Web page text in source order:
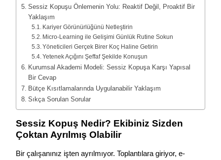
Sessiz Kopuşu Önlemenin Yolu: Reaktif Değil, Proaktif Bir
Yaklaşım
Kariyer Görünürlüğünü Netleştirin
Micro-Learning ile Gelişimi Günlük Rutine Sokun
Yöneticileri Gerçek Birer Koç Haline Getirin
Yetenek Açığını Şeffaf Şekilde Konuşun
Kurumsal Akademi Modeli: Sessiz Kopuşa Karşı Yapısal
Bir Cevap
Bütçe Kısıtlamalarında Uygulanabilir Yaklaşım
Sıkça Sorulan Sorular
Sessiz Kopuş Nedir? Ekibiniz Sizden
Çoktan Ayrılmış Olabilir
Bir çalışanınız işten ayrılmıyor. Toplantılara giriyor, e-